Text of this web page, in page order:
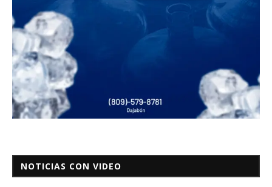
NOTICIAS CON VIDEO